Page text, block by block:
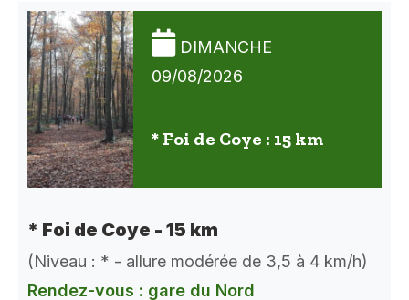
DIMANCHE
09/08/2026
* Foi de Coye : 15 km
* Foi de Coye - 15 km
(Niveau : * - allure modérée de 3,5 à 4 km/h)
Rendez-vous : gare du Nord